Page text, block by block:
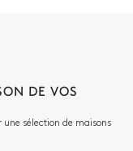
DE VOS
une sélection de maisons